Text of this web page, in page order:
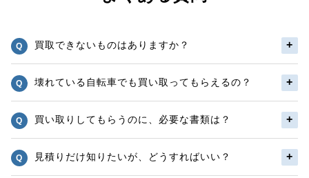
買取できないものはありますか？
壊れている自転車でも買い取ってもらえるの？
買い取りしてもらうのに、必要な書類は？
見積りだけ知りたいが、どうすればいい？